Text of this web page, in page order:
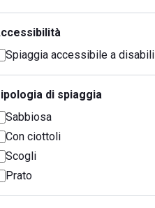
Spiaggia accessibile a disabili
di spiaggia
Sabbiosa
Con ciottoli
Scogli
Prato